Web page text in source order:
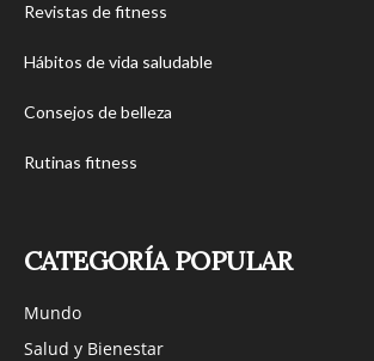
Revistas de fitness
Hábitos de vida saludable
Consejos de belleza
Rutinas fitness
CATEGORÍA POPULAR
Mundo
Salud y Bienestar